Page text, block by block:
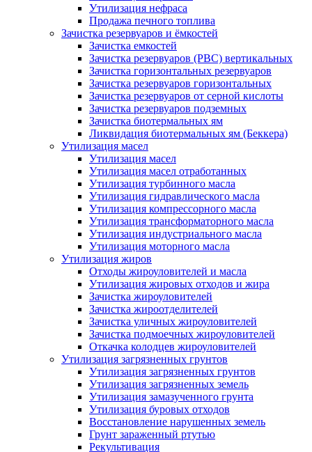
Утилизация нефраса
Продажа печного топлива
Зачистка резервуаров и ёмкостей
Зачистка емкостей
Зачистка резервуаров (РВС) вертикальных
Зачистка горизонтальных резервуаров
Зачистка резервуаров горизонтальных
Зачистка резервуаров от серной кислоты
Зачистка резервуаров подземных
Зачистка биотермальных ям
Ликвидация биотермальных ям (Беккера)
Утилизация масел
Утилизация масел
Утилизация масел отработанных
Утилизация турбинного масла
Утилизация гидравлического масла
Утилизация компрессорного масла
Утилизация трансформаторного масла
Утилизация индустриального масла
Утилизация моторного масла
Утилизация жиров
Отходы жироуловителей и масла
Утилизация жировых отходов и жира
Зачистка жироуловителей
Зачистка жироотделителей
Зачистка уличных жироуловителей
Зачистка подмоечных жироуловителей
Откачка колодцев жироуловителей
Утилизация загрязненных грунтов
Утилизация загрязненных грунтов
Утилизация загрязненных земель
Утилизация замазученного грунта
Утилизация буровых отходов
Восстановление нарушенных земель
Грунт зараженный ртутью
Рекультивация